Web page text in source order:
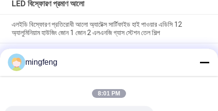
LED বিস্ফোরণ প্রমাণ আলো
এলইডি বিস্ফোরণ প্রতিরোধী আলো অ্যাটেক্স সার্টিফাইড হাই পাওয়ার এডিসি 12
অ্যালুমিনিয়াম হাউজিং জোন 1 জোন 2 এলএনজি গ্যাস স্টেশন তেল শিল্প
20W 40W 60W IP66 LED বিস্ফোরণ প্রমাণ আলো Atex অনুমোদন বিস্ফোরণ
প্রমাণ জরুরী আলো বিস্ফোরণ প্রমাণ হাই বে লাইট
প্রাচীর মাউন্ট জোন 1 জোন 2 এলএনজি গ্যাস স্টেশন তেল শিল্প
mingfeng
8:01 PM